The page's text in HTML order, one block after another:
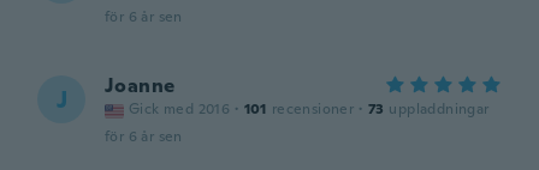
för 6 år sen
J Joanne
Gick med 2016 · 101 recensioner · 73 uppladdningar
för 6 år sen